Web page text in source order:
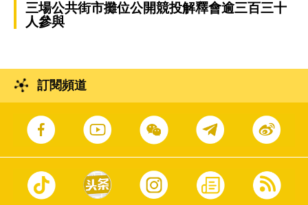
三場公共街市攤位公開競投解釋會逾三百三十
人參與
訂閱頻道